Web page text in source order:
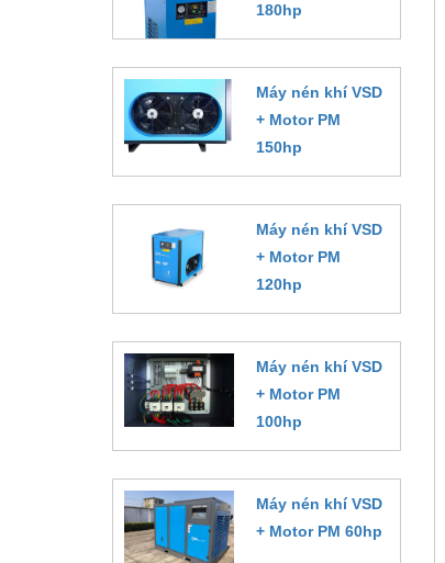
180hp
Máy nén khí VSD
+ Motor PM
150hp
Máy nén khí VSD
+ Motor PM
120hp
Máy nén khí VSD
+ Motor PM
100hp
Máy nén khí VSD
+ Motor PM 60hp